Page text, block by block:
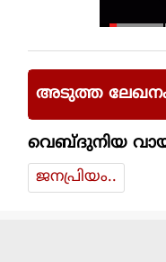
അടുത്ത
വെബ്ദുനിയ
ജനപ്രിയം..